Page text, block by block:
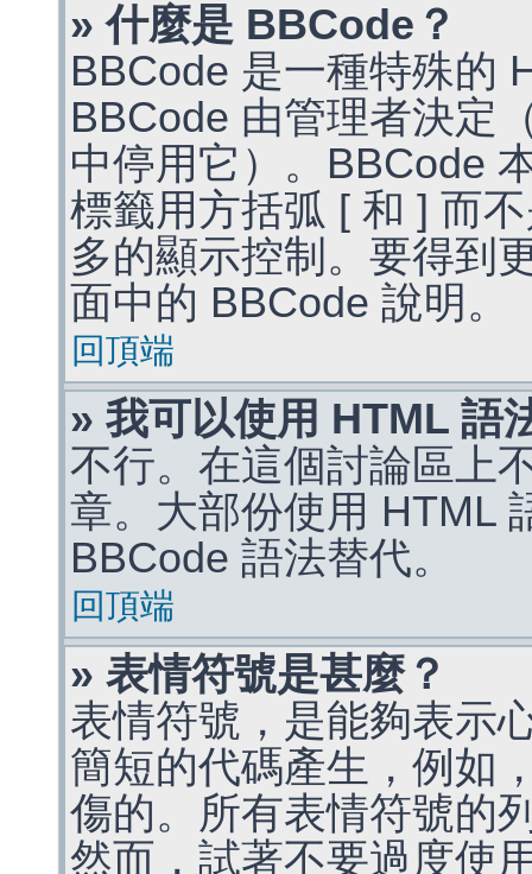
» 什麼是 BBCode？
BBCode 是一種特殊的
BBCode 由管理者決定
中停用它）。BBCode
標籤用方括弧 [ 和 ] 而
多的顯示控制。要得到
面中的 BBCode 說明。
回頂端
» 我可以使用 HTML 語
不行。在這個討論區上
章。大部份使用 HTML
BBCode 語法替代。
回頂端
» 表情符號是甚麼？
表情符號，是能夠表示
簡短的代碼產生，例如
傷的。所有表情符號的
然而，試著不要過度使